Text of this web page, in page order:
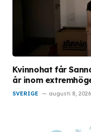
Kvinnohat får
år inom
SVERIGE augusti 8, 2026